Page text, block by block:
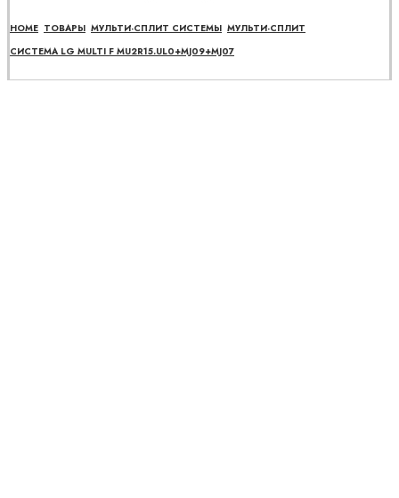
HOME ТОВАРЫ МУЛЬТИ-СПЛИТ СИСТЕМЫ МУЛЬТИ-СПЛИТ
СИСТЕМА LG MULTI F MU2R15.UL0+MJ09+MJ07